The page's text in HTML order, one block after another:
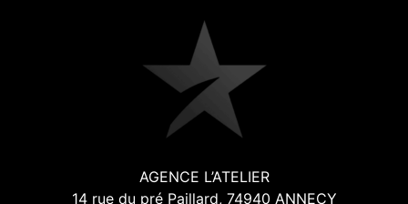
AGENCE L’ATELIER
14 rue du pré Paillard, 74940 ANNECY